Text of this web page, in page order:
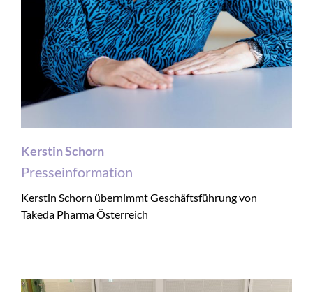
Kerstin Schorn
Presseinformation
Kerstin Schorn übernimmt Geschäftsführung von
Takeda Pharma Österreich